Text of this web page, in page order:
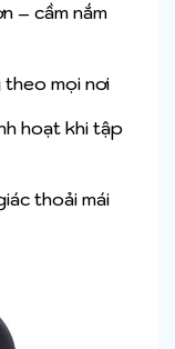
– cầm nắm
theo mọi nơi
hoạt khi tập
thoải mái